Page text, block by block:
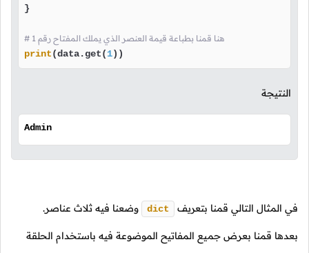
}
# 1 هنا قمنا بطباعة قيمة العنصر الذي يملك المفتاح رقم
print(data.get(1))
النتيجة
Admin
في المثال التالي قمنا بتعريف dict وضعنا فيه ثلاث عناصر.
بعدها قمنا بعرض جميع المفاتيح الموضوعة فيه باستخدام الحلقة